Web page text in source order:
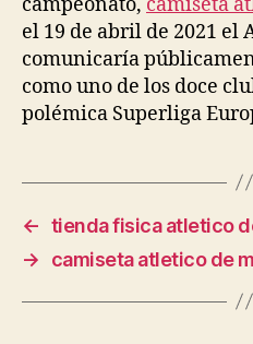
el 19 de abril de 2021 el
comunicaría
como uno de los doce
polémica Superliga
← tienda fisica atletico
→
camiseta atletico de